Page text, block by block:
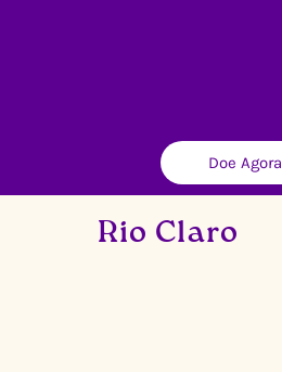
Doe Agora
Rio Claro